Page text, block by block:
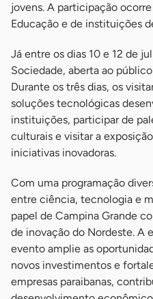
jovens. A participação
Educação e de instituições
Já entre os dias 10 e 12 de
Sociedade, aberta ao
Durante os três dias, os
soluções tecnológicas
instituições, participar de
culturais e visitar a
iniciativas inovadoras.
Com uma programação
entre ciência, tecnologia e
papel de Campina Grande
de inovação do Nordeste. A
evento amplie as
novos investimentos e
empresas paraibanas,